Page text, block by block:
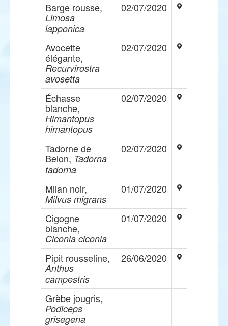
Barge rousse,
Limosa
lapponica
02/07/2020
Avocette
élégante,
Recurvirostra
avosetta
02/07/2020
Échasse
blanche,
Himantopus
himantopus
02/07/2020
Tadorne de
Belon, Tadorna
tadorna
02/07/2020
Milan noir,
Milvus migrans
01/07/2020
Cigogne
blanche,
Ciconia ciconia
01/07/2020
Pipit rousseline,
Anthus
campestris
26/06/2020
Grèbe jougris,
Podiceps
grisegena